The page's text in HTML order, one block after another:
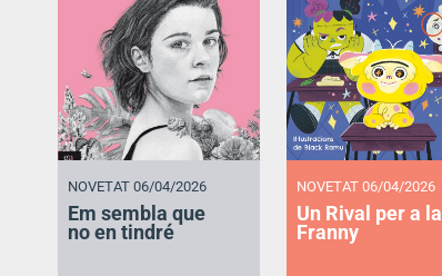
NOVETAT 06/04/2026
Em sembla que
no en tindré
NOVETAT 06/04/2026
Un Rival per a la
Franny